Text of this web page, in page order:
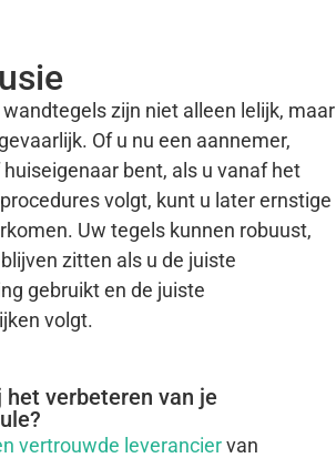
zijn niet alleen lelijk, maar
Of u nu een aannemer,
bent, als u vanaf het
volgt, kunt u later ernstige
Uw tegels kunnen robuust,
zitten als u de juiste
gebruikt en de juiste
volgt.
het verbeteren van je
vertrouwde leveranciervan